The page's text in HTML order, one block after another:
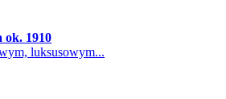
ok. 1910
luksusowym...